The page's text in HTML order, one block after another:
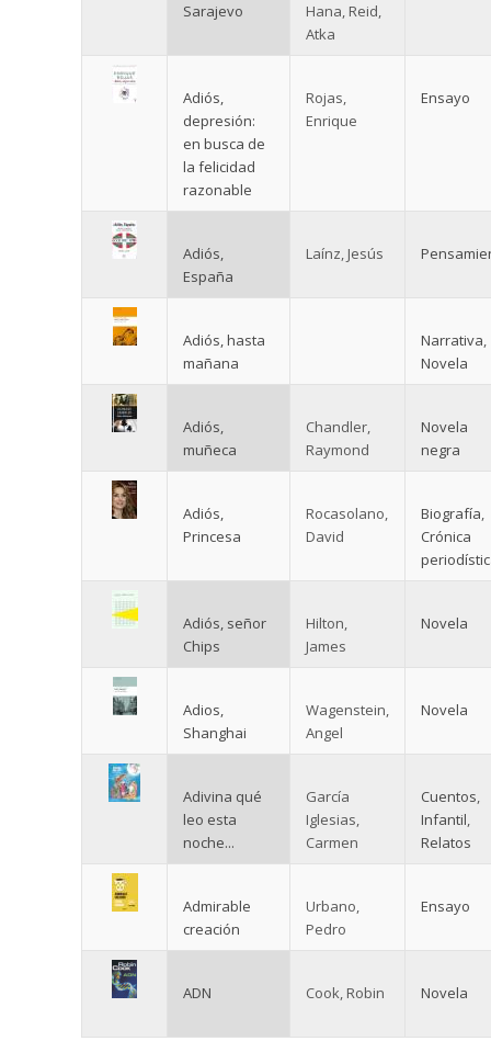
Sarajevo
Hana, Reid,
Atka
Adiós,
depresión:
en busca de
la felicidad
razonable
Rojas,
Enrique
Ensayo
Adiós,
España
Laínz, Jesús
Adiós, hasta
mañana
Narrativa,
Novela
Adiós,
muñeca
Chandler,
Raymond
Novela
negra
Adiós,
Princesa
Rocasolano,
David
Biografía,
Crónica
Adiós, señor
Chips
Hilton,
James
Novela
Adios,
Shanghai
Wagenstein,
Angel
Novela
Adivina qué
leo esta
noche...
García
Iglesias,
Carmen
Cuentos,
Infantil,
Relatos
Admirable
creación
Urbano,
Pedro
Ensayo
ADN Cook, Robin Novela